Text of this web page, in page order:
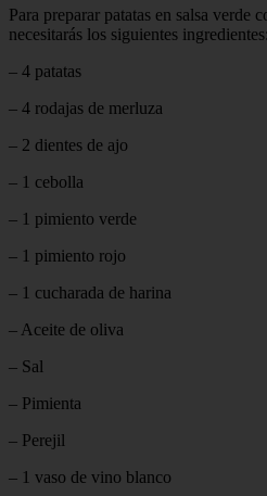
Para preparar patatas en salsa verde
necesitarás los siguientes ingredientes:
– 4 patatas
– 4 rodajas de merluza
– 2 dientes de ajo
– 1 cebolla
– 1 pimiento verde
– 1 pimiento rojo
– 1 cucharada de harina
– Aceite de oliva
– Sal
– Pimienta
– Perejil
– 1 vaso de vino blanco